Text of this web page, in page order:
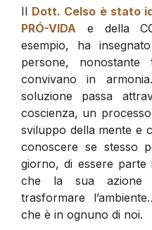
Il Dott. Celso è stato
PRÓ-VIDA e della
esempio, ha
persone,
convivano in
soluzione passa
coscienza, un
sviluppo della mente e
conoscere se stesso
giorno, di essere parte
che la sua azione
trasformare
che è in ognuno di noi.